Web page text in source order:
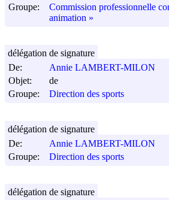
Groupe:
Commission professionnelle
animation »
De:
Annie LAMBERT-MILON
Objet:
de
Groupe:
Direction des sports
délégation de signature
De:
Annie LAMBERT-MILON
Groupe:
Direction des sports
délégation de signature
délégation de signature